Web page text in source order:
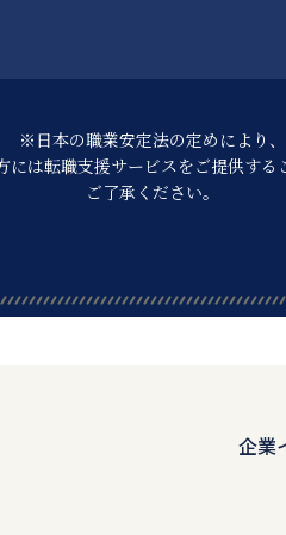
※日本の職業安定法の定めにより、
には転職支援サービスをご提供する
ご了承ください。
企業